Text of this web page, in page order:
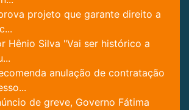
projeto que garante direito a
Hênio Silva "Vai ser histórico a
anulação de contratação
de greve, Governo Fátima